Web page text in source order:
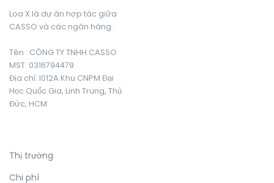
Loa X là dự án hợp tác giữa
CASSO và các ngân hàng.
Tên : CÔNG TY TNHH CASSO
MST: 0316794479
Địa chỉ: I012A Khu CNPM Đại
Học Quốc Gia, Linh Trung, Thủ
Đức, HCM
Thị trường
Chi phí